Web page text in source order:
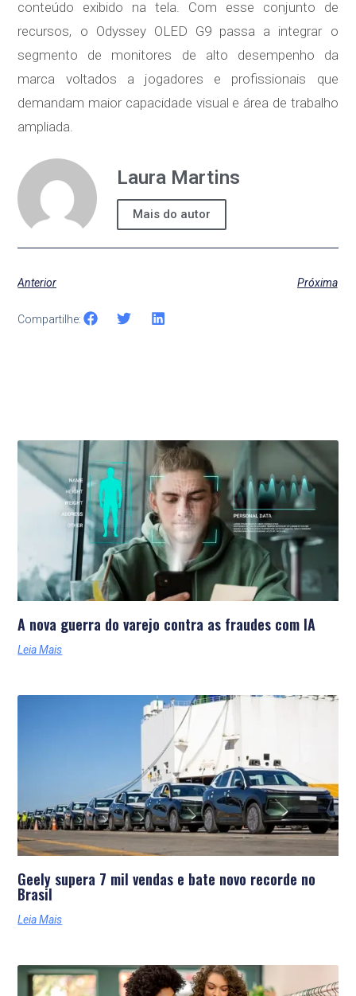
conteúdo exibido na tela. Com esse conjunto de
recursos, o Odyssey OLED G9 passa a integrar o
segmento de monitores de alto desempenho da
marca voltados a jogadores e profissionais que
demandam maior capacidade visual e área de trabalho
ampliada.
Laura Martins
Mais do autor
Anterior Próxima
Compartilhe:
Últimas Notícias
A nova guerra do varejo contra as fraudes com IA
Leia Mais
Geely supera 7 mil vendas e bate novo recorde no
Brasil
Leia Mais